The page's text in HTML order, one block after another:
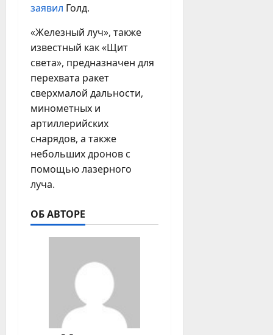
заявил Голд.
«Железный луч», также
известный как «Щит
света», предназначен для
перехвата ракет
сверхмалой дальности,
минометных и
артиллерийских
снарядов, а также
небольших дронов с
помощью лазерного
луча.
ОБ АВТОРЕ